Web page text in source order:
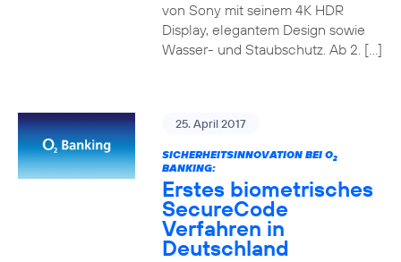
von Sony mit seinem 4K HDR
Display, elegantem Design sowie
Wasser- und Staubschutz. Ab 2. […]
25. April 2017
SICHERHEITSINNOVATION BEI O2
BANKING:
Erstes biometrisches
SecureCode
Verfahren in
Deutschland